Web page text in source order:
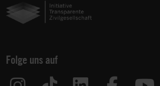
Folge uns auf